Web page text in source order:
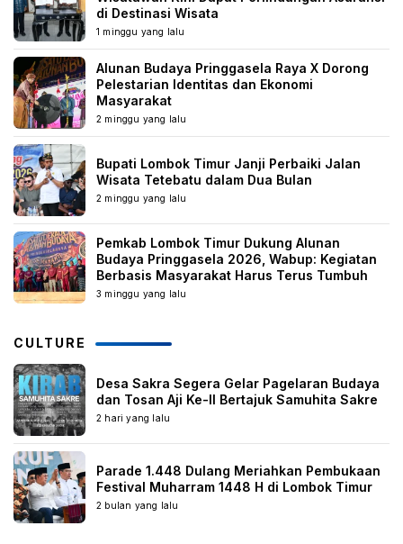
di Destinasi Wisata
1 minggu yang lalu
Alunan Budaya Pringgasela Raya X Dorong
Pelestarian Identitas dan Ekonomi
Masyarakat
2 minggu yang lalu
Bupati Lombok Timur Janji Perbaiki Jalan
Wisata Tetebatu dalam Dua Bulan
2 minggu yang lalu
Pemkab Lombok Timur Dukung Alunan
Budaya Pringgasela 2026, Wabup: Kegiatan
Berbasis Masyarakat Harus Terus Tumbuh
3 minggu yang lalu
CULTURE
Desa Sakra Segera Gelar Pagelaran Budaya
dan Tosan Aji Ke-II Bertajuk Samuhita Sakre
2 hari yang lalu
Parade 1.448 Dulang Meriahkan Pembukaan
Festival Muharram 1448 H di Lombok Timur
2 bulan yang lalu